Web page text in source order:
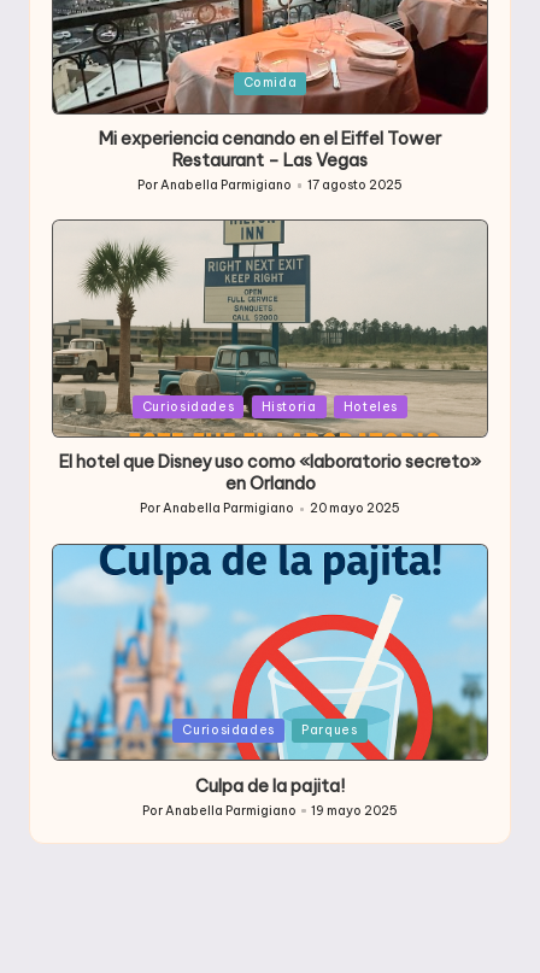
Publicada
en
Comida
Mi experiencia cenando en el Eiffel Tower
Restaurant – Las Vegas
Publicado
por
PorAnabella Parmigiano 17 agosto 2025
Publicada
en
Curiosidades Historia Hoteles
El hotel que Disney uso como «laboratorio secreto»
en Orlando
PorAnabella Parmigiano 20 mayo 2025
Publicada
en
Curiosidades Parques
Culpa de la pajita!
Publicado
por
PorAnabella Parmigiano 19 mayo 2025